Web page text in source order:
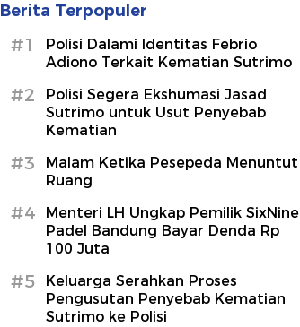
Berita Terpopuler
#1
Polisi Dalami Identitas Febrio
Adiono Terkait Kematian Sutrimo
#2
Polisi Segera Ekshumasi Jasad
Sutrimo untuk Usut Penyebab
Kematian
#3
Malam Ketika Pesepeda Menuntut
Ruang
#4
Menteri LH Ungkap Pemilik SixNine
Padel Bandung Bayar Denda Rp
100 Juta
#5
Keluarga Serahkan Proses
Pengusutan Penyebab Kematian
Sutrimo ke Polisi